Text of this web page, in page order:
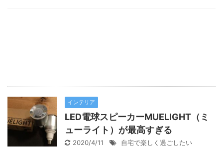
インテリア
LED電球スピーカーMUELIGHT（ミ
ューライト）が最高すぎる
2020/4/11 自宅で楽しく過ごしたい